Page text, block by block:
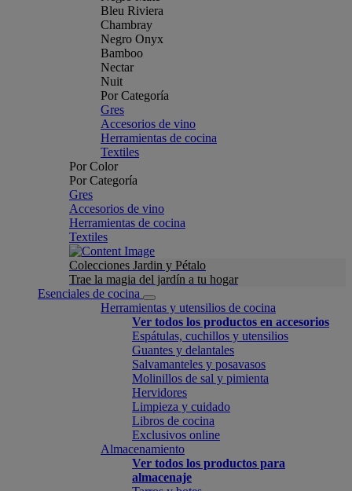
Bleu Riviera
Chambray
Negro Onyx
Bamboo
Nectar
Nuit
Por Categoría
Gres
Accesorios de vino
Herramientas de cocina
Textiles
Por Color
Por Categoría
Gres
Accesorios de vino
Herramientas de cocina
Textiles
Colecciones Jardin y Pétalo
Trae la magia del jardín a tu hogar
Esenciales de cocina
Herramientas y utensilios de cocina
Ver todos los productos en accesorios
Espátulas, cuchillos y utensilios
Guantes y delantales
Salvamanteles y posavasos
Molinillos de sal y pimienta
Hervidores
Limpieza y cuidado
Libros de cocina
Exclusivos online
Almacenamiento
Ver todos los productos para
almacenaje